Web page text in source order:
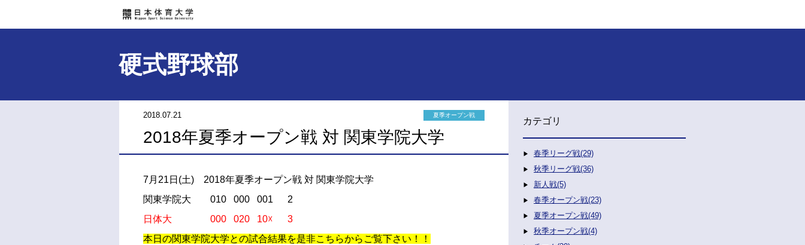
硬式野球部
2018.07.21 夏季オープン戦
2018年夏季オープン戦 対 関東学院大学
7月21日(土) 2018年夏季オープン戦 対 関東学院大学
関東学院大
010 000 001 2
日体大 000 020 10☓ 3
本日の関東学院大学との試合結果を是非こちらからご覧下さい！！
カテゴリ
春季リーグ戦(29)
秋季リーグ戦(36)
新人戦(5)
春季オープン戦(23)
夏季オープン戦(49)
秋季オープン戦(4)